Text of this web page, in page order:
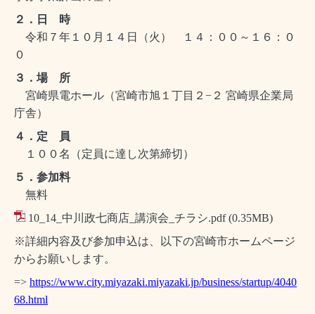
２．日 時
令和７年１０月１４日（火） １４：００～１６：０
０
３．場 所
宮崎県電ホール（宮崎市旭１丁目２−２ 宮崎県企業局
庁舎）
４．定 員
１００名（定員に達し次第締切）
５．参加料
無料
10_14_中川政七商店_講演会_チラシ.pdf (0.35MB)
※詳細内容及び参加申込は、以下の宮崎市ホームページ
からお願いします。
=> https://www.city.miyazaki.miyazaki.jp/business/startup/4040
68.html